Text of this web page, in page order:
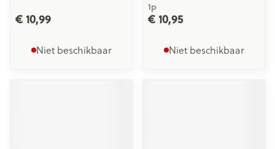
€ 10,99
Niet beschikbaar
1p
€ 10,95
Niet beschikbaar